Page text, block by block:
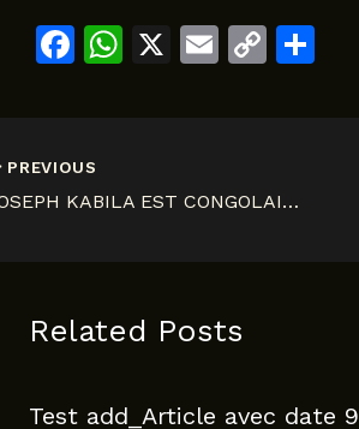
F
e
b
k
W
A
X
E
C
Li
PREVIOUS
JOSEPH KABILA EST CONGOLAIS 1278
Related Posts
Test add_Article avec date 9